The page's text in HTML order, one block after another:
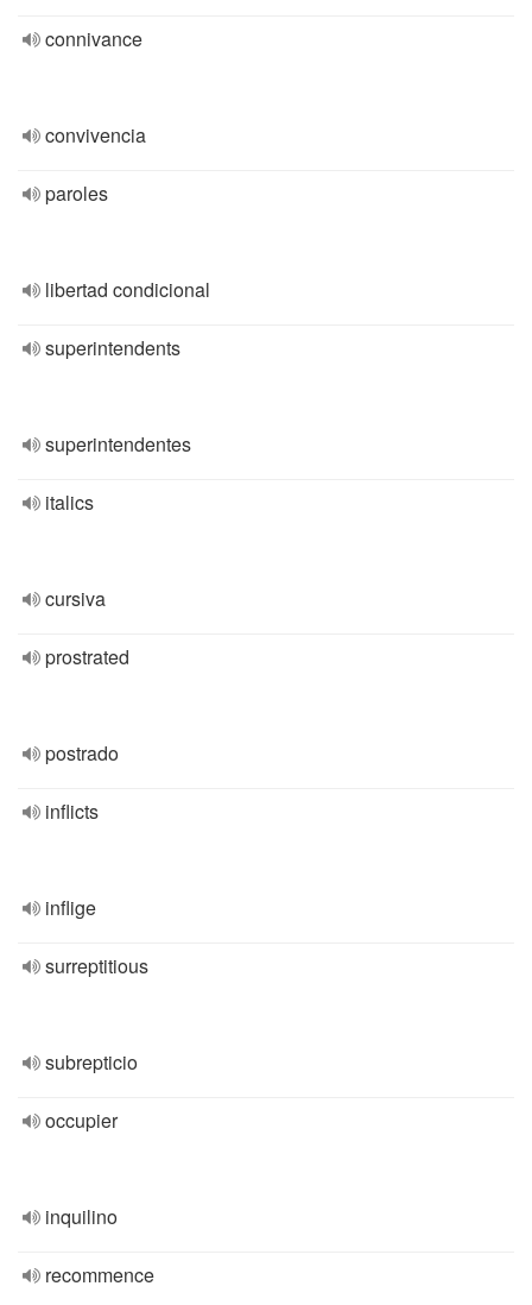
connivance
convivencia
paroles
libertad condicional
superintendents
superintendentes
italics
cursiva
prostrated
postrado
inflicts
inflige
surreptitious
subrepticio
occupier
inquilino
recommence